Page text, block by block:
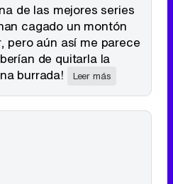
de las mejores series
cagado un montón
pero aún así me parece
de quitarla la
burrada!
Leer más